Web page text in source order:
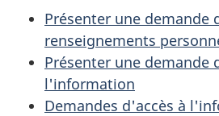
Présenter une demande
renseignements
Présenter une demande
l'information
Demandes d'accès à